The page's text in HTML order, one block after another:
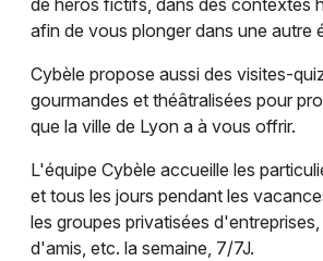
Actus à Lyon
Magazine à Lyon
de héros fictifs, dans des contextes
afin de vous plonger dans une autre
Cybèle propose aussi des visites-
gourmandes et théâtralisées pour
que la ville de Lyon a à vous offrir.
L'équipe Cybèle accueille les
et tous les jours pendant les
les groupes privatisées
d'amis, etc. la semaine, 7/7J.